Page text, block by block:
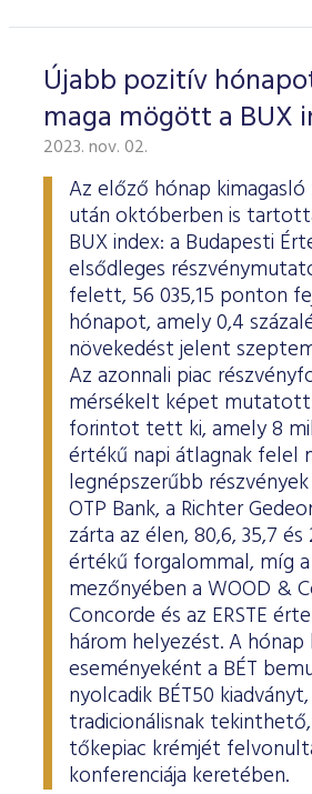
Újabb pozitív
maga mögött a BUX
2023. nov. 02.
Az előző hónap
után októberben is
BUX index: a Budapesti
elsődleges
felett, 56 035,15 ponton
hónapot, amely 0,4
növekedést jelent
Az azonnali piac
mérsékelt képet
forintot tett ki, amely 8
értékű napi átlagnak felel
legnépszerűbb
OTP Bank, a Richter
zárta az élen, 80,6, 35,7
értékű forgalommal, míg
mezőnyében a WOOD &
Concorde és az ERSTE
három helyezést. A
eseményeként a BÉT
nyolcadik BÉT50
tradicionálisnak
tőkepiac krémjét
konferenciája keretében.